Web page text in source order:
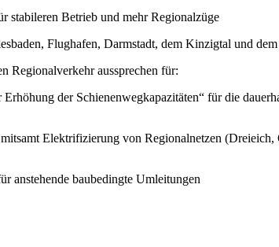
stabileren Betrieb und mehr Regionalzüge
Flughafen, Darmstadt, dem Kinzigtal und
Regionalverkehr aussprechen für:
der Schienenwegkapazitäten“ für die
Elektrifizierung von Regionalnetzen
anstehende baubedingte Umleitungen